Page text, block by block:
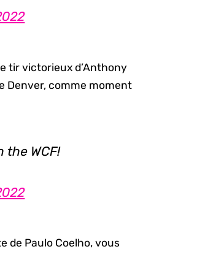
tir victorieux d’Anthony
Denver, comme moment
WCF!
de Paulo Coelho, vous